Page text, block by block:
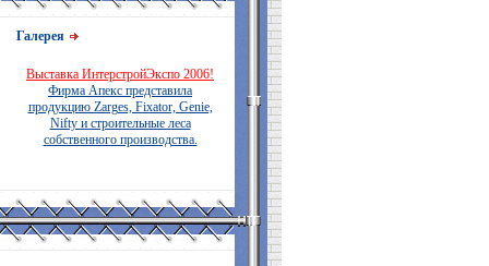
Галерея
Выставка ИнтерстройЭкспо 2006!
Фирма Апекс представила
продукцию Zarges, Fixator, Genie,
Nifty и строительные леса
собственного производства.